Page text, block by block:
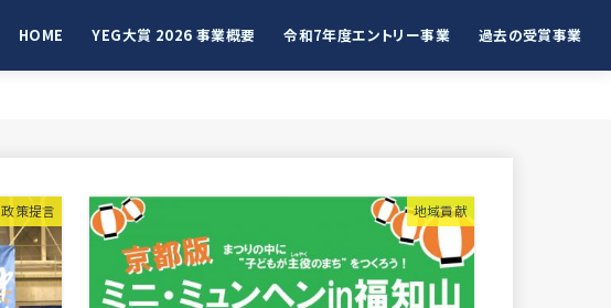
HOME YEG大賞 2026 事業概要 令和7年度エントリー事業 過去の受賞事業
政策提言 地域貢献